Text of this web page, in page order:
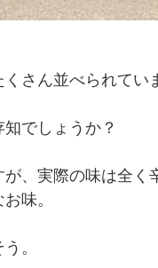
さん並べられてい
でしょうか？
、実際の味は全く
味。
。